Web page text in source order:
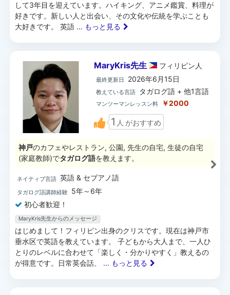
して3年目を迎えています。ハイキング、アニメ鑑賞、料理が
好きです。新しい人と出会い、その文化や伝統を学ぶことも
大好きです。 英語 ... もっと見る
MaryKris先生 フィリピン 人
最終更新日 2026年6月15日
教えている言語 タガログ語 + 他1言語
マンツーマンレッスン料 ￥2000
1 人 がおすすめ
神戸のカフェやレストラン, 公園, 先生の自宅, 生徒の自宅
(家庭教師)でタガログ語を教えます。
ネイティブ言語 英語 & セブアノ語
タガログ語講師経験
5年～6年
初心者歓迎！
MaryKris先生からのメッセージ
はじめまして！フィリピン出身のクリスです。現在は神戸市
垂水区で英語を教えています。 子どもから大人まで、一人ひ
とりのレベルに合わせて「楽しく・分かりやすく」教えるの
が得意です。日常英会話、 ... もっと見る